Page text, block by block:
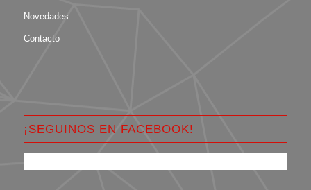
Novedades
Contacto
¡SEGUINOS EN FACEBOOK!